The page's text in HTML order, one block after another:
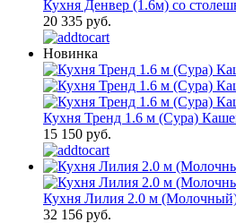
Кухня Денвер (1.6м) со
20 335 руб.
Новинка
Кухня Тренд 1.6 м (Сура)
15 150 руб.
Кухня Лилия 2.0 м
32 156 руб.